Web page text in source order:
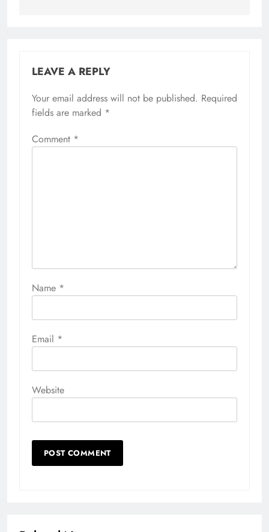
LEAVE A REPLY
Your email address will not be published. Required
fields are marked *
Comment *
Name *
Email *
Website